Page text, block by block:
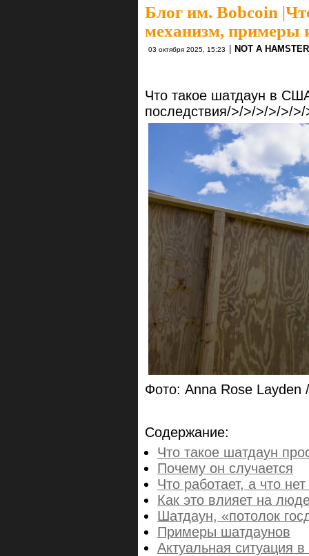
Блог им. Bobcoin |
механизм, примеры
03 октября 2025, 15:23 NOT A HAMSTER
Что такое шатдаун в
последствия/>/>/>/>/>/
Фото: Anna Rose Layden
Содержание:
Что такое шатдаун
Почему он случается
Что работает, а что
Как это влияет на
Шатдаун, «потолок
Примеры шатдаунов
Актуальная ситуация